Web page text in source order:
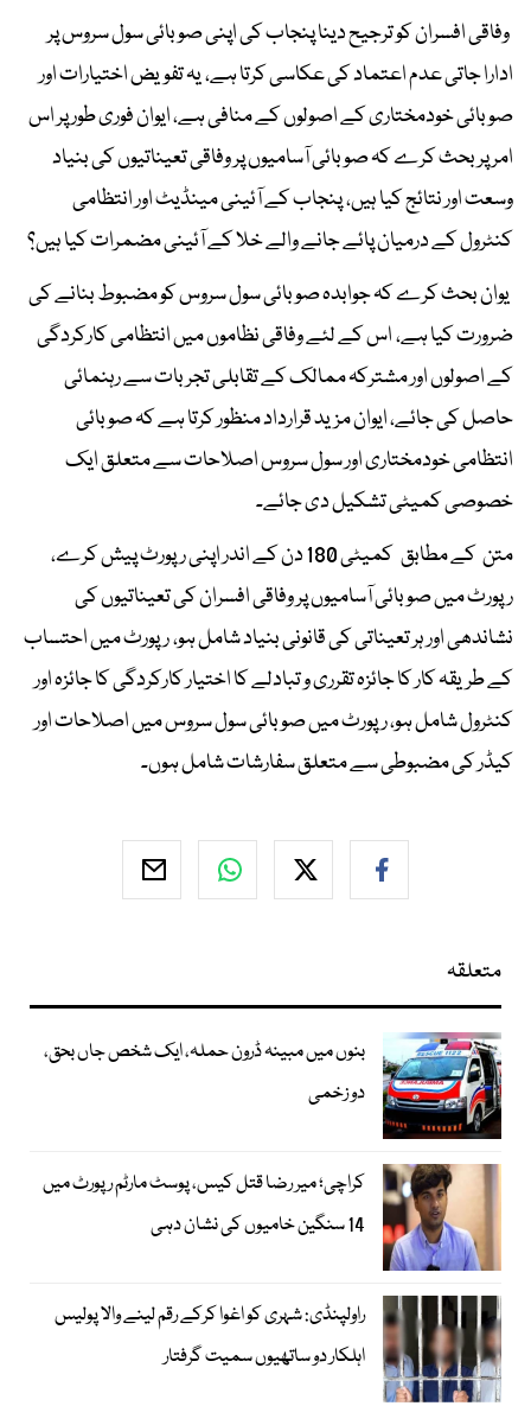
وفاقی افسران کو ترجیح دینا پنجاب کی اپنی صوبائی سول سروس پر
ادارا جاتی عدم اعتماد کی عکاسی کرتا ہے، یہ تفویض اختیارات اور
صوبائی خودمختاری کے اصولوں کے منافی ہے، ایوان فوری طور پر اس
امر پر بحث کرے کہ صوبائی آسامیوں پر وفاقی تعیناتیوں کی بنیاد
وسعت اور نتائج کیا ہیں، پنجاب کے آئینی مینڈیٹ اور انتظامی
کنٹرول کے درمیان پائے جانے والے خلا کے آئینی مضمرات کیا ہیں؟
یوان بحث کرے کہ جوابدہ صوبائی سول سروس کو مضبوط بنانے کی
ضرورت کیا ہے، اس کے لئے وفاقی نظاموں میں انتظامی کارکردگی
کے اصولوں اور مشترکہ ممالک کے تقابلی تجربات سے رہنمائی
حاصل کی جائے، ایوان مزید قرارداد منظور کرتا ہے کہ صوبائی
انتظامی خودمختاری اور سول سروس اصلاحات سے متعلق ایک
خصوصی کمیٹی تشکیل دی جائے۔
متن کے مطابق کمیٹی 180 دن کے اندر اپنی رپورٹ پیش کرے،
رپورٹ میں صوبائی آسامیوں پر وفاقی افسران کی تعیناتیوں کی
نشاندھی اور ہر تعیناتی کی قانونی بنیاد شامل ہو، رپورٹ میں احتساب
کے طریقہ کار کا جائزہ تقرری و تبادلے کا اختیار کارکردگی کا جائزہ اور
کنٹرول شامل ہو، رپورٹ میں صوبائی سول سروس میں اصلاحات اور
کیڈر کی مضبوطی سے متعلق سفارشات شامل ہوں۔
متعلقہ
بنوں میں مبینہ ڈرون حملہ، ایک شخص جاں بحق،
دو زخمی
کراچی؛ میر رضا قتل کیس، پوسٹ مارٹم رپورٹ میں
14 سنگین خامیوں کی نشان دہی
راولپنڈی: شہری کو اغوا کرکے رقم لینے والا پولیس
اہلکار دو ساتھیوں سمیت گرفتار